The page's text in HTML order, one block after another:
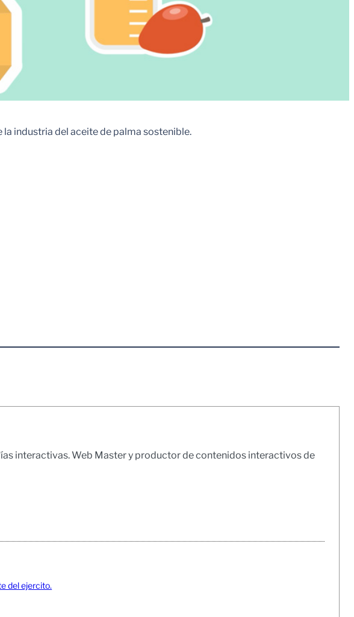
industria del aceite de palma sostenible.
interactivas. Web Master y productor de contenidos interactivos de
del ejercito.